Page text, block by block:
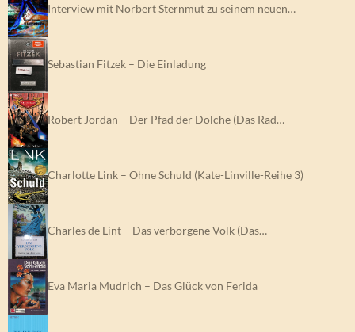
Interview mit Norbert Sternmut zu seinem neuen…
Sebastian Fitzek – Die Einladung
Robert Jordan – Der Pfad der Dolche (Das Rad…
Charlotte Link – Ohne Schuld (Kate-Linville-Reihe 3)
Charles de Lint – Das verborgene Volk (Das…
Eva Maria Mudrich – Das Glück von Ferida